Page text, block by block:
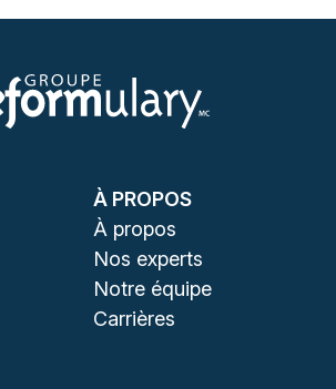
À PROPOS
À propos
Nos experts
Notre équipe
Carrières